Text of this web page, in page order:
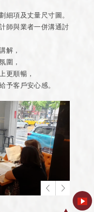
細項及丈量尺寸圖。
師與業者一併溝通討
解，
圍，
更順暢，
予客戶安心感。